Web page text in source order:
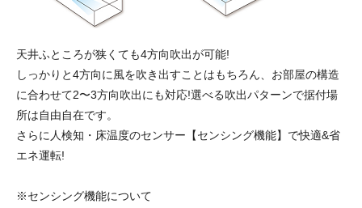
天井ふところが狭くても4方向吹出が可能!
しっかりと4方向に風を吹き出すことはもちろん、お部屋の構造
に合わせて2〜3方向吹出にも対応!選べる吹出パターンで据付場
所は自由自在です。
さらに人検知・床温度のセンサー【センシング機能】で快適&省
エネ運転!
※センシング機能について